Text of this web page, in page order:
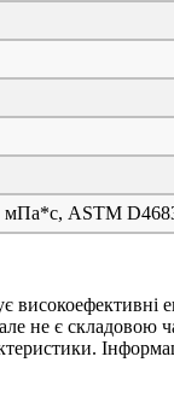
мПа*с, ASTM
не є складовою